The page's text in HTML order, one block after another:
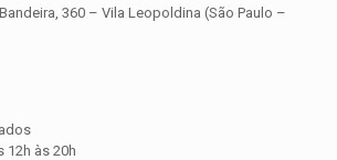
360 – Vila Leopoldina (São Paulo –
12h às 20h